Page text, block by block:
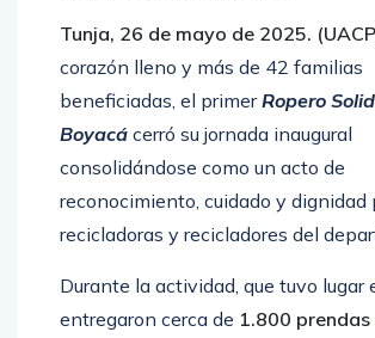
Tunja, 26 de mayo de 2025.
corazón lleno y más de 42 familias
beneficiadas, el primerRopero
Boyacá cerró su jornada inaugural
consolidándose como un acto de
reconocimiento, cuidado y dignidad
recicladoras y recicladores del
Durante la actividad, que tuvo lugar
entregaron cerca de 1.800